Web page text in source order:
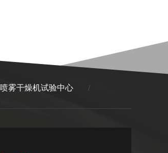
喷雾干燥机试验中心 /